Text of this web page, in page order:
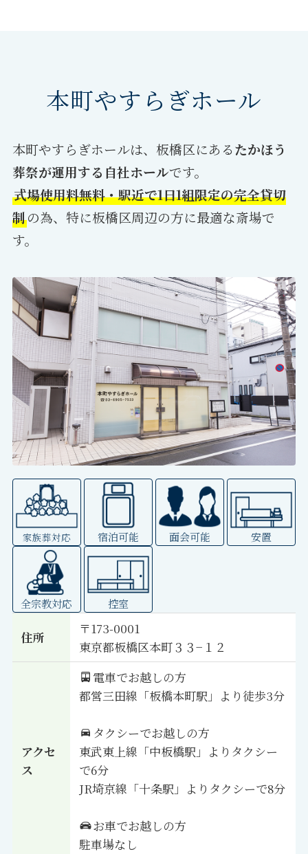
本町やすらぎホール
本町やすらぎホールは、板橋区にあるたかほう
葬祭が運用する自社ホールです。
式場使用料無料・駅近で1日1組限定の完全貸切
制の為、特に板橋区周辺の方に最適な斎場で
す。
家族葬対応 宿泊可能 面会可能 安置
全宗教対応 控室
住所
〒173-0001
東京都板橋区本町３３−１２
アクセ
ス
電車でお越しの方
都営三田線「板橋本町駅」より徒歩3分
タクシーでお越しの方
東武東上線「中板橋駅」よりタクシー
で6分
JR埼京線「十条駅」よりタクシーで8分
お車でお越しの方
駐車場なし